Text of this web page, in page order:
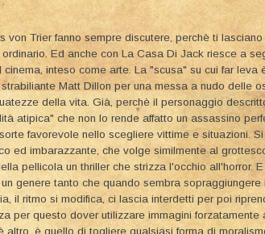
von Trier fanno sempre discutere, perchè ti
Ed anche con La Casa Di Jack riesce a
inteso come arte. La "scusa" su cui far leva
Matt Dillon per una messa a nudo delle
della vita. Già, perchè il personaggio
atipica" che non lo rende affatto un assassino
favorevole nello scegliere vittime e situazioni.
ed imbarazzante, che volge similmente al
pellicola un thriller che strizza l'occhio all'horror.
genere tanto che quando sembra sopraggiungere
il ritmo si modifica, ci lascia interdetti per poi
per questo dover utilizzare immagini forzatamente
altro, è quello di togliere qualsiasi forma di